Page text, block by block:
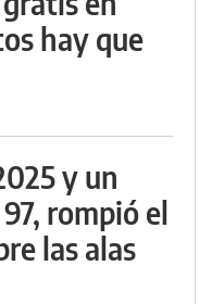
hay que
y un
rompió el
las alas